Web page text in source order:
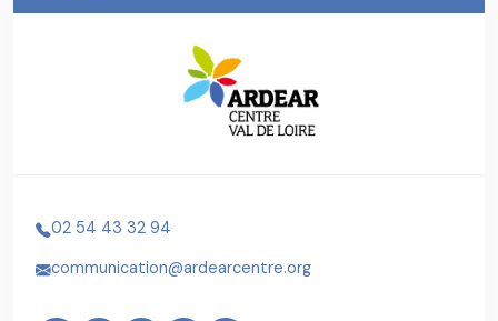
02 54 43 32 94
communication@ardearcentre.org